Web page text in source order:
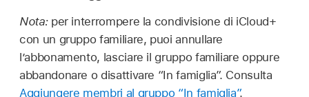
Nota: per interrompere la condivisione di iCloud+
con un gruppo familiare, puoi annullare
l’abbonamento, lasciare il gruppo familiare oppure
abbandonare o disattivare “In famiglia”. Consulta
Aggiungere membri al gruppo “In famiglia”.